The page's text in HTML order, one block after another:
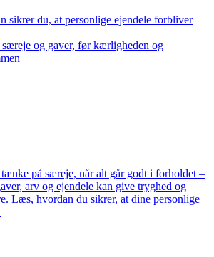
sikrer du, at personlige ejendele forbliver
og gaver, før kærligheden og
på særeje, når alt går godt i forholdet –
arv og ejendele kan give tryghed og
Læs, hvordan du sikrer, at dine personlige